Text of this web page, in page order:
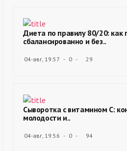
Диета по правилу 80/20: как
сбалансированно и без..
04-авг, 19:57 0 29
Сыворотка с витамином С:
молодости и..
04-авг, 19:56 0 94